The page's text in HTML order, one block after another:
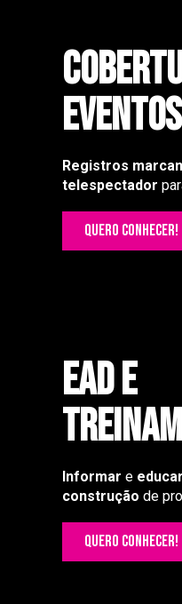
eventos
Registros
telespectador
QUERO CONHECER!
Ead e
Informar e educar
construção de
QUERO CONHECER!